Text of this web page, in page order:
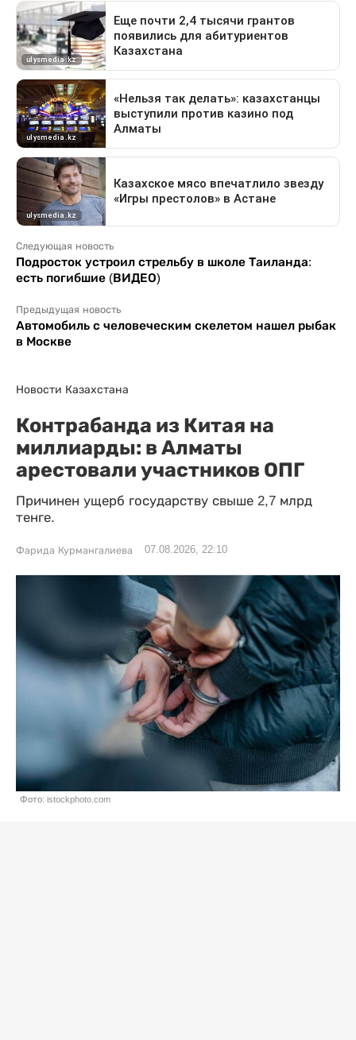
Следующая новость
Подросток устроил стрельбу в школе Таиланда:
есть погибшие (ВИДЕО)
Предыдущая новость
Автомобиль с человеческим скелетом нашел рыбак
в Москве
Новости Казахстана
Контрабанда из Китая на
миллиарды: в Алматы
арестовали участников ОПГ
Причинен ущерб государству свыше 2,7 млрд
тенге.
Фарида Курмангалиева 07.08.2026, 22:10
Фото: istockphoto.com